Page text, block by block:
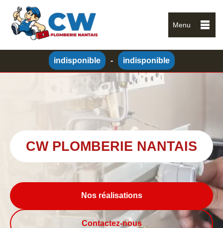
Menu
indisponible - indisponible
CW PLOMBERIE NANTAIS
Nos réalisations
Contactez-nous